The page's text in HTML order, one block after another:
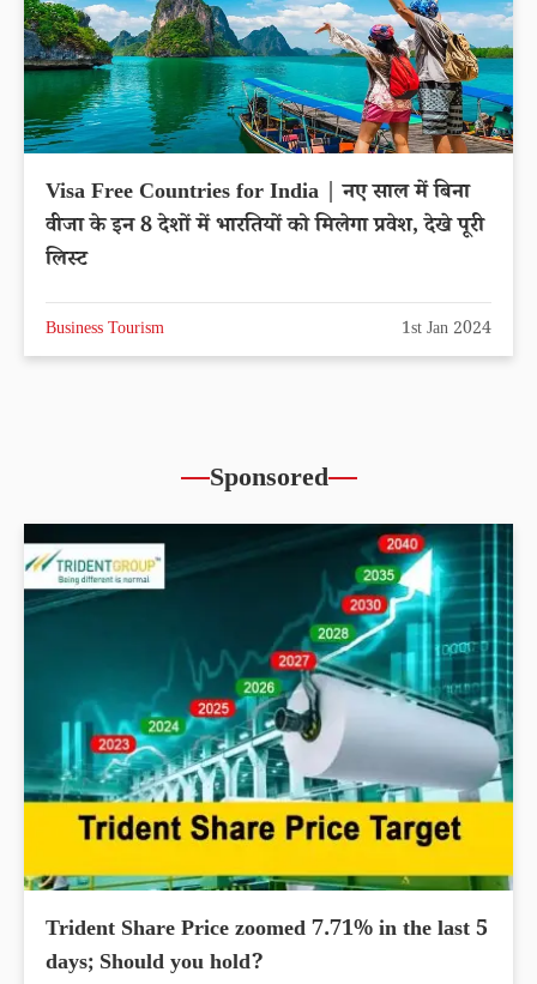
Visa Free Countries for India | नए साल में बिना
वीजा के इन 8 देशों में भारतियों को मिलेगा प्रवेश, देखे पूरी
लिस्ट
Business Tourism 1st Jan 2024
Sponsored
Trident Share Price zoomed 7.71% in the last 5
days; Should you hold?